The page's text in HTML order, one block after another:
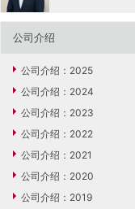
公司介绍
公司介绍：2025
公司介绍：2024
公司介绍：2023
公司介绍：2022
公司介绍：2021
公司介绍：2020
公司介绍：2019